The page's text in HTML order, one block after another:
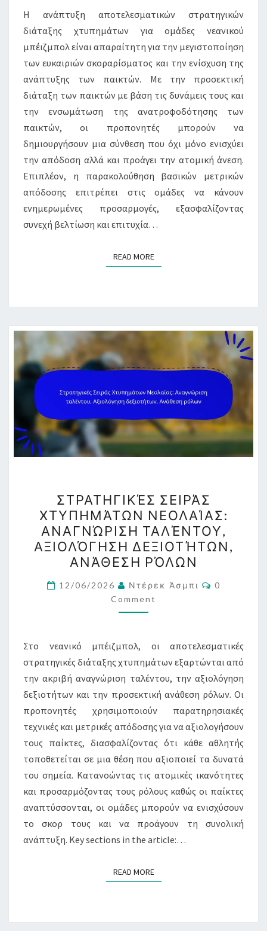
Η ανάπτυξη αποτελεσματικών στρατηγικών
διάταξης χτυπημάτων για ομάδες νεανικού
μπέιζμπολ είναι απαραίτητη για την μεγιστοποίηση
των ευκαιριών σκοραρίσματος και την ενίσχυση της
ανάπτυξης των παικτών. Με την προσεκτική
διάταξη των παικτών με βάση τις δυνάμεις τους και
την ενσωμάτωση της ανατροφοδότησης των
παικτών, οι προπονητές μπορούν να
δημιουργήσουν μια σύνθεση που όχι μόνο ενισχύει
την απόδοση αλλά και προάγει την ατομική άνεση.
Επιπλέον, η παρακολούθηση βασικών μετρικών
απόδοσης επιτρέπει στις ομάδες να κάνουν
ενημερωμένες προσαρμογές, εξασφαλίζοντας
συνεχή βελτίωση και επιτυχία…
READ MOREREAD MORE
ΣΕΙΡΆΣ
ΧΤΥΠΗΜΆΤΩΝ
ΝΕΟΛΑΊΑΣ:
ΑΝΑΓΝΏΡΙΣΗ
ΤΑΛΈΝΤΟΥ,
ΑΞΙΟΛΌΓΗΣΗ
ΔΕΞΙΟΤΉΤΩΝ,
ΑΝΆΘΕΣΗ
ΣΤΡΑΤΗΓΙΚΈΣ ΣΕΙΡΆΣ
ΧΤΥΠΗΜΆΤΩΝ ΝΕΟΛΑΊΑΣ:
ΑΝΑΓΝΏΡΙΣΗ ΤΑΛΈΝΤΟΥ,
ΑΞΙΟΛΌΓΗΣΗ ΔΕΞΙΟΤΉΤΩΝ,
ΑΝΆΘΕΣΗ ΡΌΛΩΝ
12/06/2026 Ντέρεκ Άσμπι Comments
0
Comment
Στο νεανικό μπέιζμπολ, οι αποτελεσματικές
στρατηγικές διάταξης χτυπημάτων εξαρτώνται από
την ακριβή αναγνώριση ταλέντου, την αξιολόγηση
δεξιοτήτων και την προσεκτική ανάθεση ρόλων. Οι
προπονητές χρησιμοποιούν παρατηρησιακές
τεχνικές και μετρικές απόδοσης για να αξιολογήσουν
τους παίκτες, διασφαλίζοντας ότι κάθε αθλητής
τοποθετείται σε μια θέση που αξιοποιεί τα δυνατά
του σημεία. Κατανοώντας τις ατομικές ικανότητες
και προσαρμόζοντας τους ρόλους καθώς οι παίκτες
αναπτύσσονται, οι ομάδες μπορούν να ενισχύσουν
το σκορ τους και να προάγουν τη συνολική
ανάπτυξη. Key sections in the article:…
READ MOREREAD MORE